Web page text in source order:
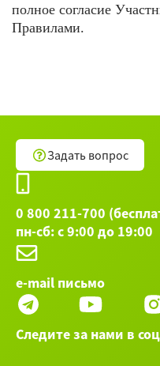
полное согласие
Правилами.
Задать вопрос
0 800 211-700
пн-сб: с 9:00 до 19:00
e-mail письмо
Следите за нами в